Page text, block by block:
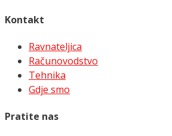
Kontakt
Ravnateljica
Računovodstvo
Tehnika
Gdje smo
Pratite nas